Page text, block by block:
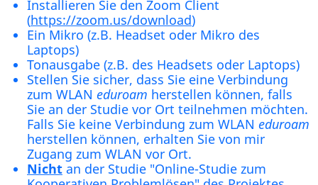
Installieren Sie den Zoom Client
(https://zoom.us/download)
Ein Mikro (z.B. Headset oder Mikro des
Laptops)
Tonausgabe (z.B. des Headsets oder Laptops)
Stellen Sie sicher, dass Sie eine Verbindung
zum WLAN eduroam herstellen können, falls
Sie an der Studie vor Ort teilnehmen möchten.
Falls Sie keine Verbindung zum WLAN eduroam
herstellen können, erhalten Sie von mir
Zugang zum WLAN vor Ort.
Nicht an der Studie "Online-Studie zum